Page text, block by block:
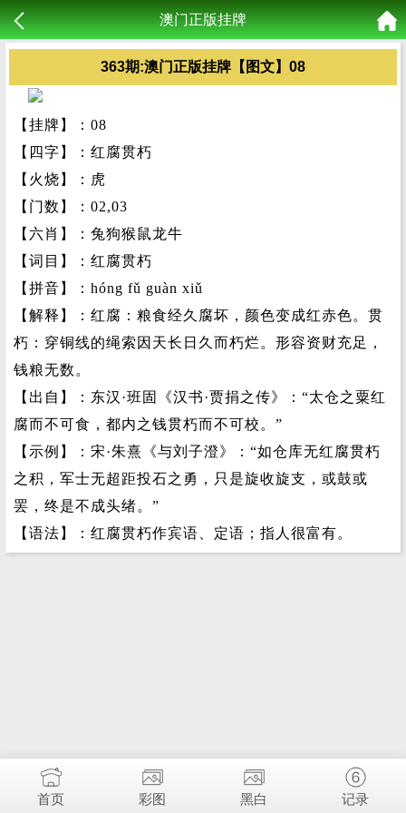
澳门正版挂牌
363期:澳门正版挂牌【图文】08
【挂牌】：08
【四字】：红腐贯朽
【火烧】：虎
【门数】：02,03
【六肖】：兔狗猴鼠龙牛
【词目】：红腐贯朽
【拼音】：hóng fǔ guàn xiǔ
【解释】：红腐：粮食经久腐坏，颜色变成红赤色。贯
朽：穿铜线的绳索因天长日久而朽烂。形容资财充足，
钱粮无数。
【出自】：东汉·班固《汉书·贾捐之传》：“太仓之粟红
腐而不可食，都内之钱贯朽而不可校。”
【示例】：宋·朱熹《与刘子澄》：“如仓库无红腐贯朽
之积，军士无超距投石之勇，只是旋收旋支，或鼓或
罢，终是不成头绪。”
【语法】：红腐贯朽作宾语、定语；指人很富有。
首页 彩图 黑白 记录